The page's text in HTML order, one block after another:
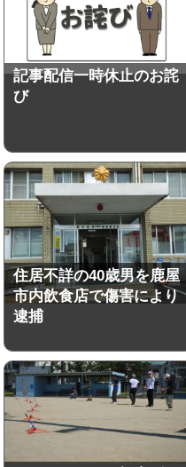
記事配信一時休止のお詫
び
住居不詳の40歳男を鹿屋
市内飲食店で傷害により
逮捕